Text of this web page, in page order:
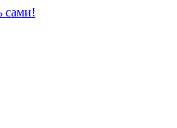
сами!